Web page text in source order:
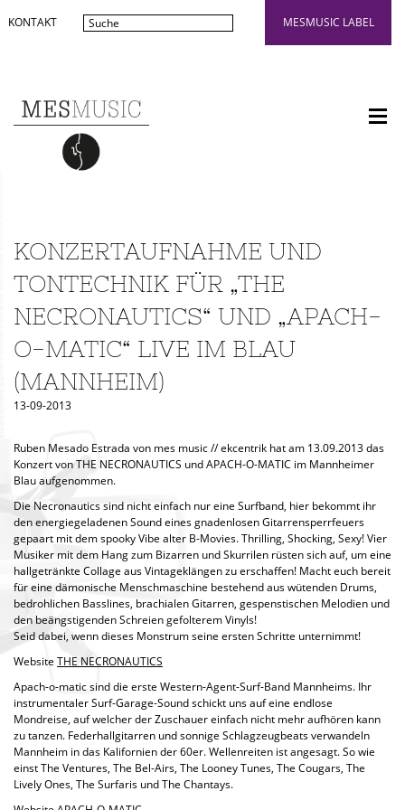
KONTAKT MESMUSIC LABEL
KONZERTAUFNAHME UND
TONTECHNIK FÜR „THE
NECRONAUTICS“ UND „APACH-
O-MATIC“ LIVE IM BLAU
(MANNHEIM)
13-09-2013
Ruben Mesado Estrada von mes music // ekcentrik hat am 13.09.2013 das
Konzert von THE NECRONAUTICS und APACH-O-MATIC im Mannheimer
Blau aufgenommen.
Die Necronautics sind nicht einfach nur eine Surfband, hier bekommt ihr
den energiegeladenen Sound eines gnadenlosen Gitarrensperrfeuers
gepaart mit dem spooky Vibe alter B-Movies. Thrilling, Shocking, Sexy! Vier
Musiker mit dem Hang zum Bizarren und Skurrilen rüsten sich auf, um eine
hallgetränkte Collage aus Vintageklängen zu erschaffen! Macht euch bereit
für eine dämonische Menschmaschine bestehend aus wütenden Drums,
bedrohlichen Basslines, brachialen Gitarren, gespenstischen Melodien und
den beängstigenden Schreien gefolterem Vinyls!
Seid dabei, wenn dieses Monstrum seine ersten Schritte unternimmt!
Website THE NECRONAUTICS
Apach-o-matic sind die erste Western-Agent-Surf-Band Mannheims. Ihr
instrumentaler Surf-Garage-Sound schickt uns auf eine endlose
Mondreise, auf welcher der Zuschauer einfach nicht mehr aufhören kann
zu tanzen. Federhallgitarren und sonnige Schlagzeugbeats verwandeln
Mannheim in das Kalifornien der 60er. Wellenreiten ist angesagt. So wie
einst The Ventures, The Bel-Airs, The Looney Tunes, The Cougars, The
Lively Ones, The Surfaris und The Chantays.